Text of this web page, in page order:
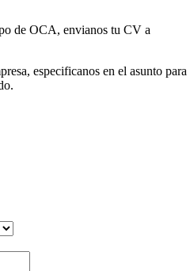
de OCA, envianos tu CV a
especificanos en el asunto para